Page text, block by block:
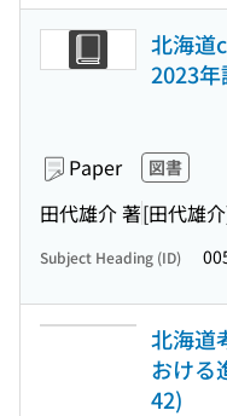
北海道
2023年
Paper 図書
田代雄介 著[田代雄
Subject Heading (ID)
北海道
おける
42)